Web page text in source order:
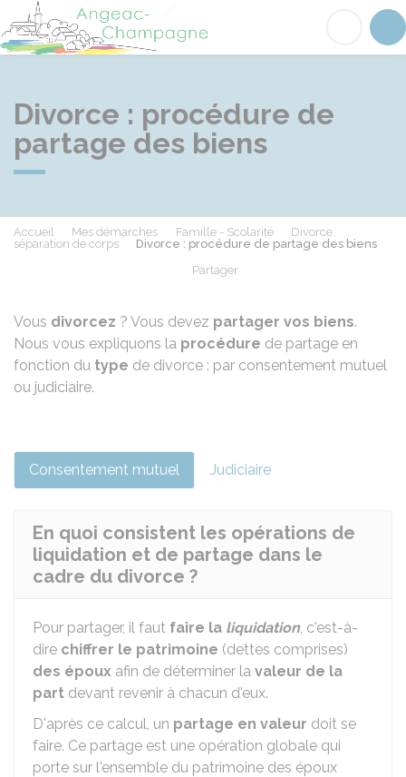
Angeac-Champagne
Divorce : procédure de
partage des biens
Accueil Mes démarches Famille - Scolarité
Divorce,
séparation de corps
Divorce : procédure de partage des biens
Partager
Vous divorcez ? Vous devez partager vos biens.
Nous vous expliquons la procédure de partage en
fonction du type de divorce : par consentement mutuel
ou judiciaire.
Consentement mutuel Judiciaire
En quoi consistent les opérations de
liquidation et de partage dans le
cadre du divorce ?
Pour partager, il faut faire la liquidation, c'est-à-
dire chiffrer le patrimoine (dettes comprises)
des époux afin de déterminer la valeur de la
part devant revenir à chacun d'eux.
D'après ce calcul, un partage en valeur doit se
faire. Ce partage est une opération globale qui
porte sur l'ensemble du patrimoine des époux